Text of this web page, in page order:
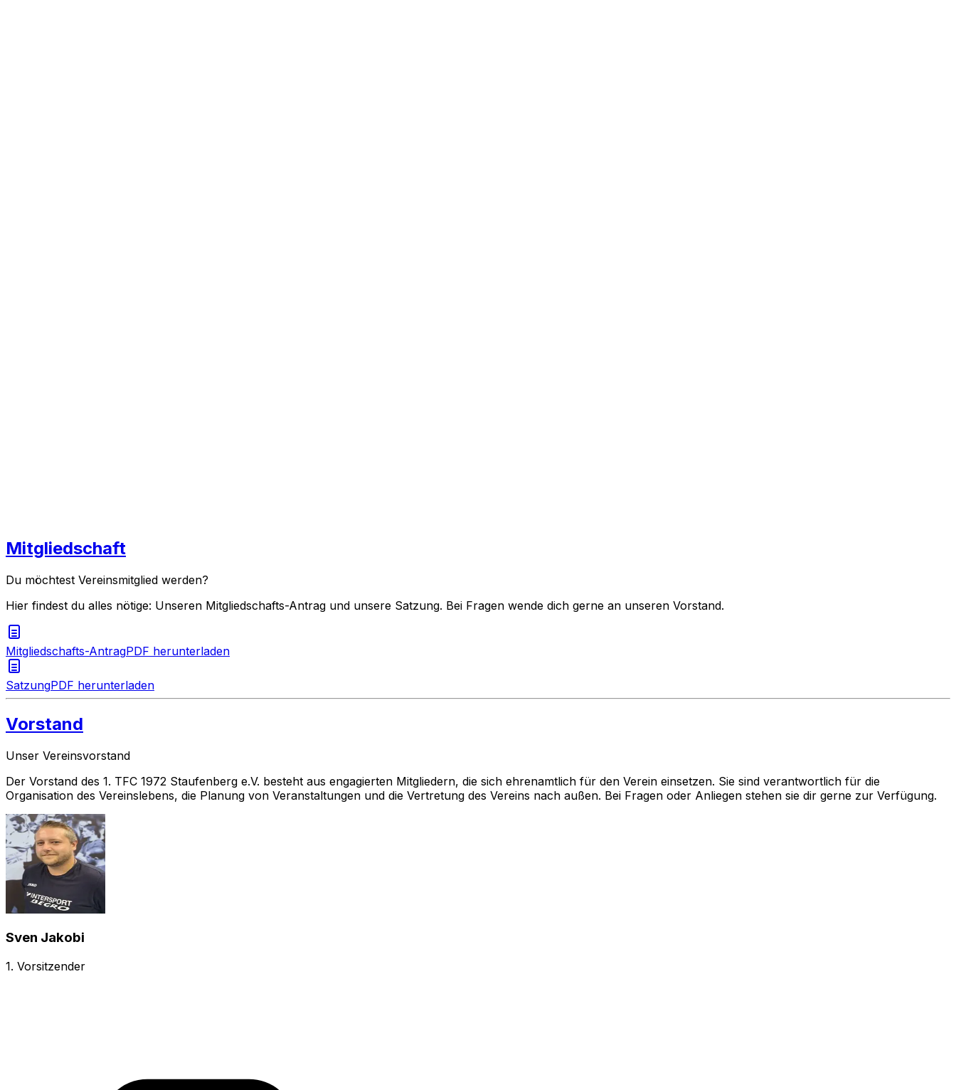
Mitgliedschaft
Du möchtest Vereinsmitglied werden?
Hier findest du alles nötige: Unseren Mitgliedschafts-Antrag und unsere Satzung. Bei Fragen wende dich gerne an unseren Vorstand.
Mitgliedschafts-AntragPDF herunterladen
SatzungPDF herunterladen
Vorstand
Unser Vereinsvorstand
Der Vorstand des 1. TFC 1972 Staufenberg e.V. besteht aus engagierten Mitgliedern, die sich ehrenamtlich für den Verein einsetzen. Sie sind verantwortlich für die
Organisation des Vereinslebens, die Planung von Veranstaltungen und die Vertretung des Vereins nach außen. Bei Fragen oder Anliegen stehen sie dir gerne zur Verfügung.
Sven Jakobi
1. Vorsitzender